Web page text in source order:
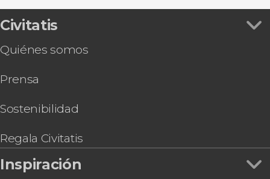
Descenso de cañones en el Paso de Vaqueros
Tour en quad por San Joaquín + Visita a la Gruta
Civitatis
Quiénes somos
Prensa
Sostenibilidad
Regala Civitatis
Inspiración